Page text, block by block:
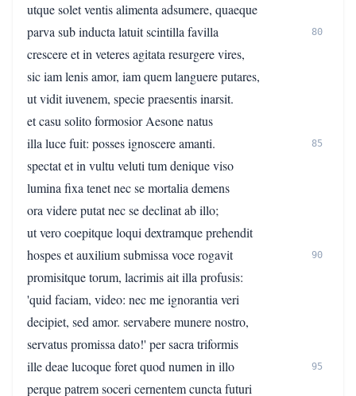
utque solet ventis alimenta adsumere, quaeque
parva sub inducta latuit scintilla favilla
80
crescere et in veteres agitata resurgere vires,
sic iam lenis amor, iam quem languere putares,
ut vidit iuvenem, specie praesentis inarsit.
et casu solito formosior Aesone natus
illa luce fuit: posses ignoscere amanti.
85
spectat et in vultu veluti tum denique viso
lumina fixa tenet nec se mortalia demens
ora videre putat nec se declinat ab illo;
ut vero coepitque loqui dextramque prehendit
hospes et auxilium submissa voce rogavit
90
promisitque torum, lacrimis ait illa profusis:
'quid faciam, video: nec me ignorantia veri
decipiet, sed amor. servabere munere nostro,
servatus promissa dato!' per sacra triformis
ille deae lucoque foret quod numen in illo
95
perque patrem soceri cernentem cuncta futuri